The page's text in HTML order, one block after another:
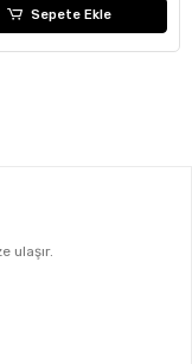
Sepete Ekle
ulaşır.